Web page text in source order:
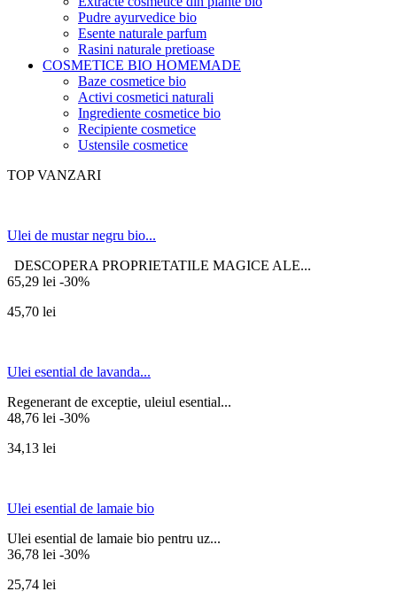
Pudre ayurvedice bio
Esente naturale parfum
Rasini naturale pretioase
COSMETICE BIO HOMEMADE
Baze cosmetice bio
Activi cosmetici naturali
Ingrediente cosmetice bio
Recipiente cosmetice
Ustensile cosmetice
TOP VANZARI
Ulei de mustar negru bio...
DESCOPERA PROPRIETATILE MAGICE ALE...
65,29 lei -30%
45,70 lei
Ulei esential de lavanda...
Regenerant de exceptie, uleiul esential...
48,76 lei -30%
34,13 lei
Ulei esential de lamaie bio
Ulei esential de lamaie bio pentru uz...
36,78 lei -30%
25,74 lei